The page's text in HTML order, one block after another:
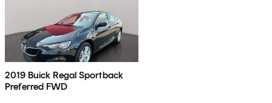
2019 Buick Regal Sportback
Preferred FWD